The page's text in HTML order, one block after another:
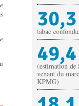
30,3
tabac
49,4
(estimation de
venant du
KPMG)